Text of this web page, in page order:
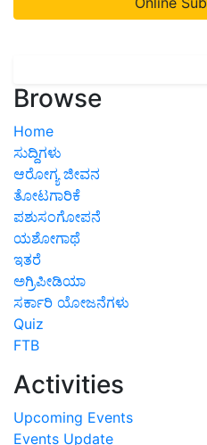
Home
ಸುದ್ದಿಗಳು
ಆರೋಗ್ಯ ಜೀವನ
ತೋಟಗಾರಿಕೆ
ಪಶುಸಂಗೋಪನೆ
ಯಶೋಗಾಥೆ
ಇತರೆ
ಅಗ್ರಿಪೀಡಿಯಾ
ಸರ್ಕಾರಿ ಯೋಜನೆಗಳು
Quiz
FTB
Upcoming Events
Events Update
Photo Gallery